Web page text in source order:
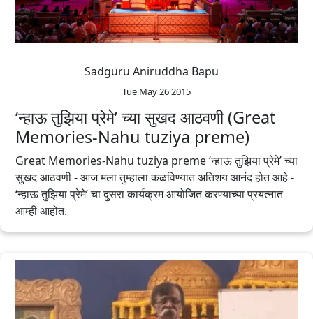
Sadguru Aniruddha Bapu
Tue May 26 2015
‘न्हाऊ तुझिया प्रेमे’ च्या सुखद आठवणी (Great
Memories-Nahu tuziya preme)
Great Memories-Nahu tuziya preme ‘न्हाऊ तुझिया प्रेमे’ च्या
सुखद आठवणी - आज मला तुम्हाला कळविण्यात अतिशय आनंद होत आहे -
‘न्हाऊ तुझिया प्रेमे’ चा दुसरा कार्यक्रम आयोजित करण्याच्या प्रयत्नात
आम्ही आहोत.